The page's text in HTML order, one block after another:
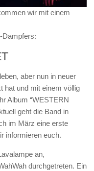
wir mit einem
Dampfers:
aber nun in neuer
hat und mit einem völlig
Album “WESTERN
geht die Band in
im März eine erste
informieren euch.
an,
durchgetreten. Ein